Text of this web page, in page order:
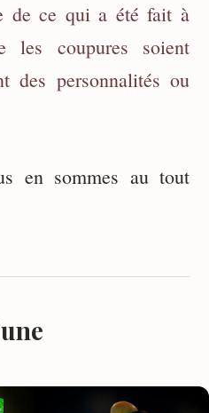
de ce qui a été fait à
les coupures soient
des personnalités ou
en sommes au tout